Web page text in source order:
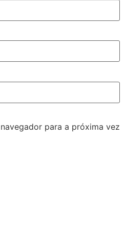
para a próxima vez